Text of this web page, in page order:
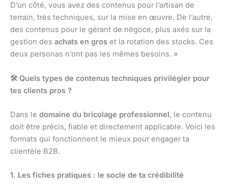
D’un côté, vous avez des contenus pour l’artisan de
terrain, très techniques, sur la mise en œuvre. De l’autre,
des contenus pour le gérant de négoce, plus axés sur la
gestion des achats en gros et la rotation des stocks. Ces
deux personas n’ont pas les mêmes besoins. »
🛠️ Quels types de contenus techniques privilégier pour
tes clients pros ?
Dans le domaine du bricolage professionnel, le contenu
doit être précis, fiable et directement applicable. Voici les
formats qui fonctionnent le mieux pour engager ta
clientèle B2B.
1. Les fiches pratiques : le socle de ta crédibilité